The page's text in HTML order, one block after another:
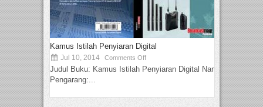
Kamus Istilah Penyiaran Digital
Jul 10, 2014 Comments Off
Judul Buku: Kamus Istilah Penyiaran Digital Nama
Pengarang:...